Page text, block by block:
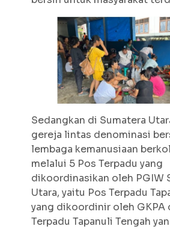
Sedangkan di Sumatera
gereja lintas denominasi
lembaga kemanusiaan
melalui 5 Pos Terpadu yang
dikoordinasikan oleh PGIW
Utara, yaitu Pos Terpadu
yang dikoordinir oleh GKPA
Terpadu Tapanuli Tengah